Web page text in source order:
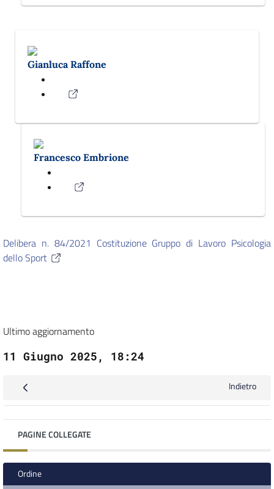
Indietro
PAGINE COLLEGATE
Ordine
Gianluca Raffone
Francesco Embrione
Delibera n. 84/2021 Costituzione Gruppo di Lavoro Psicologia
dello Sport
Ultimo aggiornamento
11 Giugno 2025, 18:24